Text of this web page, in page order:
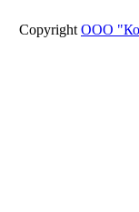
Copyright ООО